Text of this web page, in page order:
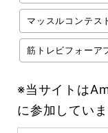
マッスルコンテス
筋トレビフォーア
※当サイトは
に参加してい